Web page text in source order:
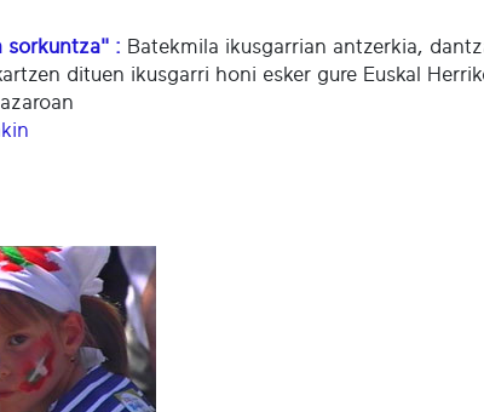
sorkuntza" : Batekmila ikusgarrian antzerkia,
dituen ikusgarri honi esker gure Euskal